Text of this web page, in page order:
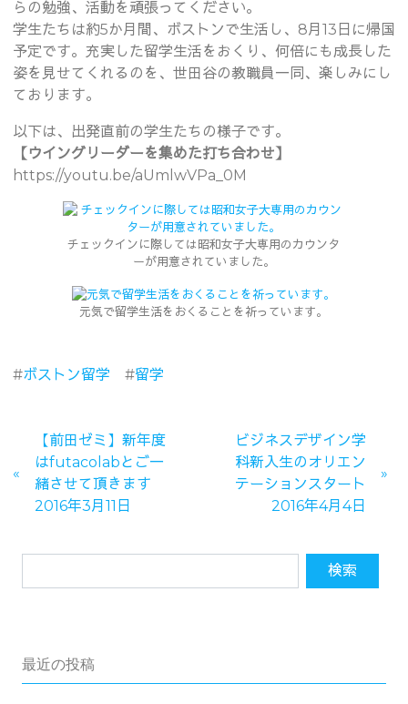
らの勉強、活動を頑張ってください。
学生たちは約5か月間、ボストンで生活し、8月13日に帰国
予定です。充実した留学生活をおくり、何倍にも成長した
姿を見せてくれるのを、世田谷の教職員一同、楽しみにし
ております。
以下は、出発直前の学生たちの様子です。
【ウイングリーダーを集めた打ち合わせ】
https://youtu.be/aUmlwVPa_0M
チェックインに際しては昭和女子大専用のカウンタ
ーが用意されていました。
元気で留学生活をおくることを祈っています。
#ボストン留学 #留学
【前田ゼミ】新年度
はfutacolabとご一
緒させて頂きます
2016年3月11日
ビジネスデザイン学
科新入生のオリエン
テーションスタート
2016年4月4日
最近の投稿